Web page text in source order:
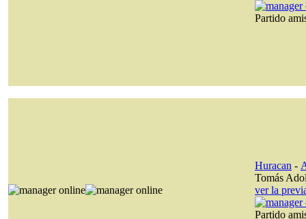
Partido
Huracan -
Tomás
ver la
Partido